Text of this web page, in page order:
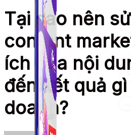
Tại sao nên
content
ích của nội
đến kết quả
doanh?